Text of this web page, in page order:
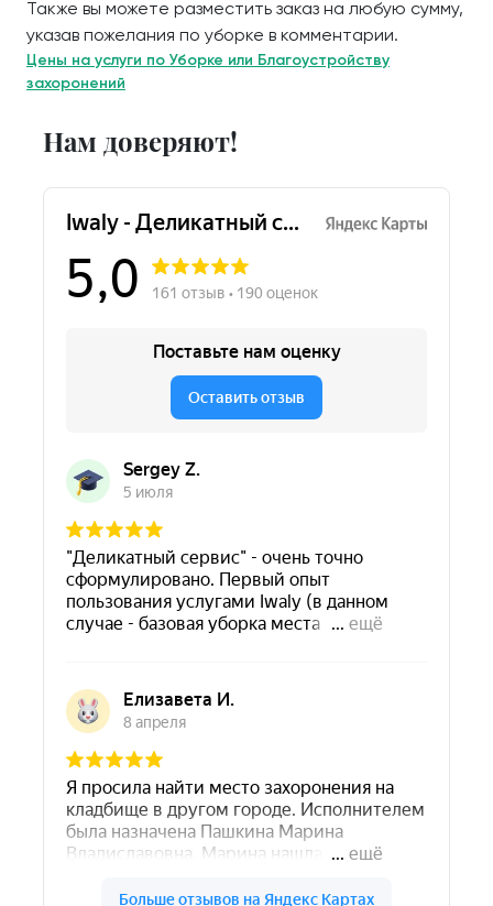
Также вы можете разместить заказ на любую сумму,
указав пожелания по уборке в комментарии.
Цены на услуги по Уборке или Благоустройству
захоронений
Нам доверяют!